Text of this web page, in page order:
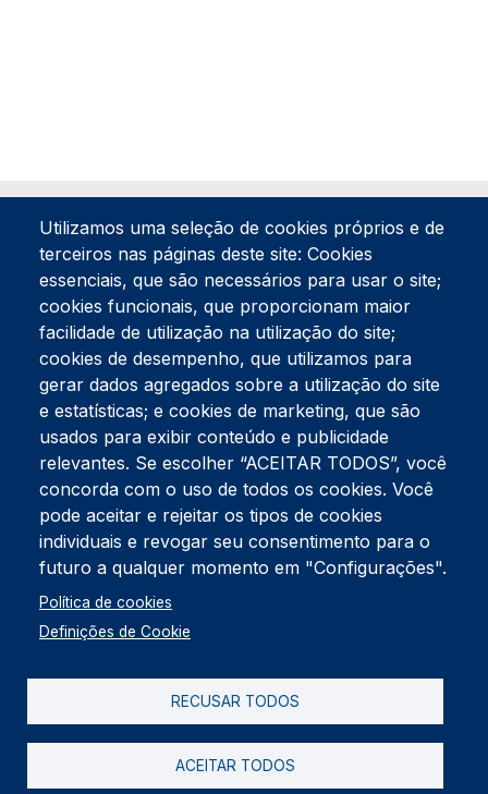
Tel:234 390 100Fax:234 390 100
Endereço Postal
Apartado 42
Rua Gil Eanes 31
3834-908 Gafanha da Nazaré
Estúdios
Rua Prior Guerra
Edifício do Centro Cultural da Gafanha da Nazaré
3830-556 Gafanha da Nazaré
Rodapé
Cookies
Política de Privacidade
Utilizamos uma seleção de cookies próprios e de
terceiros nas páginas deste site: Cookies
essenciais, que são necessários para usar o site;
cookies funcionais, que proporcionam maior
facilidade de utilização na utilização do site;
cookies de desempenho, que utilizamos para
gerar dados agregados sobre a utilização do site
e estatísticas; e cookies de marketing, que são
usados para exibir conteúdo e publicidade
relevantes. Se escolher “ACEITAR TODOS”, você
concorda com o uso de todos os cookies. Você
pode aceitar e rejeitar os tipos de cookies
individuais e revogar seu consentimento para o
futuro a qualquer momento em "Configurações".
Política de cookies
Definições de Cookie
RECUSAR TODOS
ACEITAR TODOS